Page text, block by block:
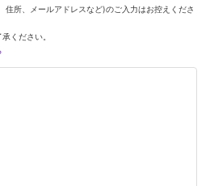
住所、メールアドレスなど)のご入力はお控えくださ
ください。